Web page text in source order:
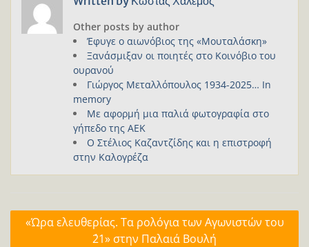
Other posts by author
Έφυγε ο αιωνόβιος της «Μουταλάσκη»
Ξανάσμιξαν οι ποιητές στο Κοινόβιο του
ουρανού
Γιώργος Μεταλλόπουλος 1934-2025… In
memory
Με αφορμή μια παλιά φωτογραφία στο
γήπεδο της ΑΕΚ
Ο Στέλιος Καζαντζίδης και η επιστροφή
στην Καλογρέζα
Πλοήγηση
άρθρων
«Ώρα ελευθερίας. Τα ρολόγια των Αγωνιστών του
΄21» στην Παλαιά Βουλή